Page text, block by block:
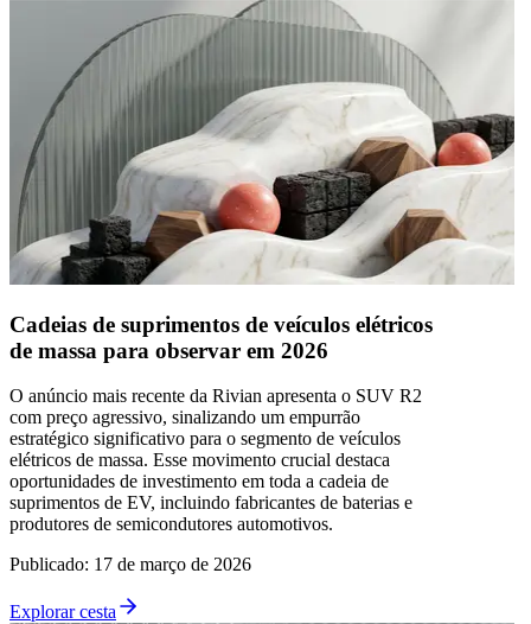
Cadeias de suprimentos de veículos elétricos
de massa para observar em 2026
O anúncio mais recente da Rivian apresenta o SUV R2
com preço agressivo, sinalizando um empurrão
estratégico significativo para o segmento de veículos
elétricos de massa. Esse movimento crucial destaca
oportunidades de investimento em toda a cadeia de
suprimentos de EV, incluindo fabricantes de baterias e
produtores de semicondutores automotivos.
Publicado: 17 de março de 2026
Explorar cesta